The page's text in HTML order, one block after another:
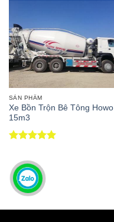
SẢN PHẨM
Xe Bồn Trộn Bê Tông Howo
15m3
sao